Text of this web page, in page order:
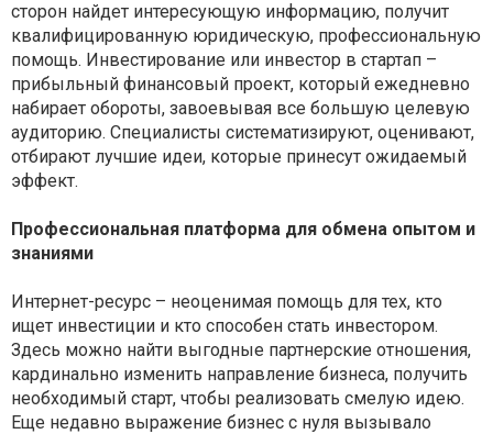
сторон найдет интересующую информацию, получит
квалифицированную юридическую, профессиональную
помощь. Инвестирование или инвестор в стартап –
прибыльный финансовый проект, который ежедневно
набирает обороты, завоевывая все большую целевую
аудиторию. Специалисты систематизируют, оценивают,
отбирают лучшие идеи, которые принесут ожидаемый
эффект.
Профессиональная платформа для обмена опытом и
знаниями
Интернет-ресурс – неоценимая помощь для тех, кто
ищет инвестиции и кто способен стать инвестором.
Здесь можно найти выгодные партнерские отношения,
кардинально изменить направление бизнеса, получить
необходимый старт, чтобы реализовать смелую идею.
Еще недавно выражение бизнес с нуля вызывало